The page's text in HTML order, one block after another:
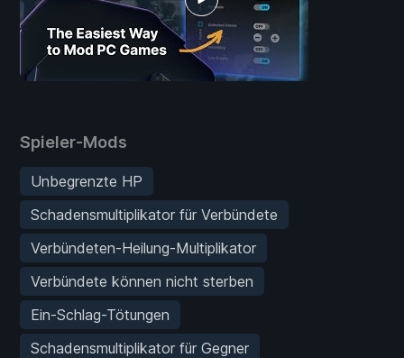
Spieler-Mods
Unbegrenzte HP
Schadensmultiplikator für Verbündete
Verbündeten-Heilung-Multiplikator
Verbündete können nicht sterben
Ein-Schlag-Tötungen
Schadensmultiplikator für Gegner